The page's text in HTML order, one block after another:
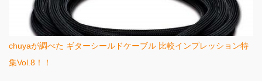
chuyaが調べた ギターシールドケーブル 比較インプレッション特
集Vol.8！！